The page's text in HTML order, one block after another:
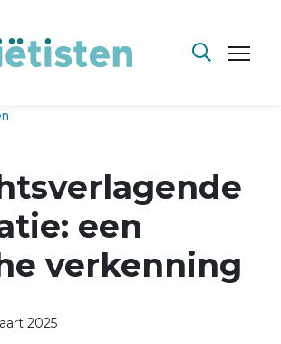
een
verkenning
2025